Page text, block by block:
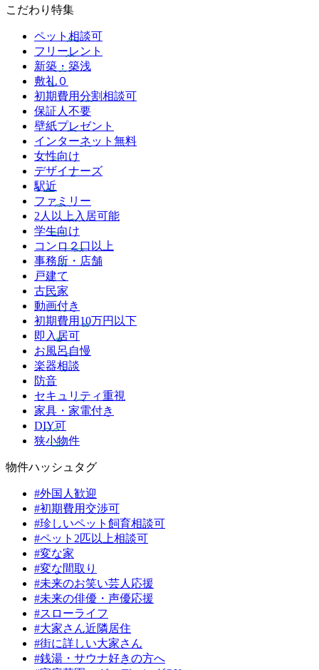
こだわり特集
ペット相談可
フリーレント
新築・築浅
敷礼０
初期費用分割相談可
保証人不要
壁紙プレゼント
インターネット無料
女性向け
デザイナーズ
駅近
ファミリー
2人以上入居可能
学生向け
コンロ２口以上
事務所・店舗
戸建て
古民家
動画付き
初期費用10万円以下
即入居可
お風呂自慢
楽器相談
防音
セキュリティ重視
家具・家電付き
DIY可
狭小物件
物件ハッシュタグ
#外国人歓迎
#初期費用交渉可
#珍しいペット飼育相談可
#ペット2匹以上相談可
#変な家
#変な間取り
#未来のお笑い芸人応援
#未来の俳優・声優応援
#スローライフ
#大家さん近隣居住
#街に詳しい大家さん
#銭湯・サウナ好きの方へ